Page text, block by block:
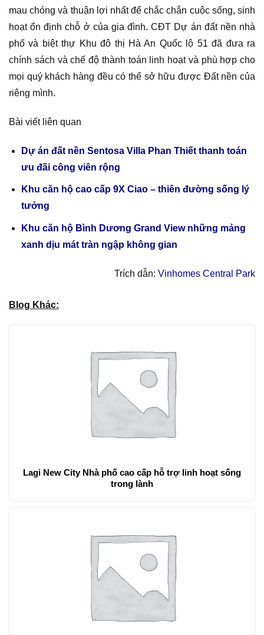
mau chóng và thuận lợi nhất để chắc chắn cuộc sống, sinh
hoạt ổn định chỗ ở của gia đình. CĐT Dự án đất nền nhà
phố và biệt thự Khu đô thị Hà An Quốc lộ 51 đã đưa ra
chính sách và chế độ thành toán linh hoạt và phù hợp cho
mọi quý khách hàng đều có thể sở hữu được Đất nền của
riêng mình.
Bài viết liên quan
Dự án đất nền Sentosa Villa Phan Thiết thanh toán
ưu đãi công viên rộng
Khu căn hộ cao cấp 9X Ciao – thiên đường sống lý
tưởng
Khu căn hộ Bình Dương Grand View những mảng
xanh dịu mát tràn ngập không gian
Trích dẫn: Vinhomes Central Park
Blog Khác:
Lagi New City Nhà phố cao cấp hỗ trợ linh hoạt sống
trong lành